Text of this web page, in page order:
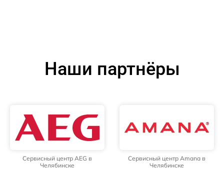
Наши партнёры
Сервисный центр AEG в
Челябинске
Сервисный центр Amana в
Челябинске